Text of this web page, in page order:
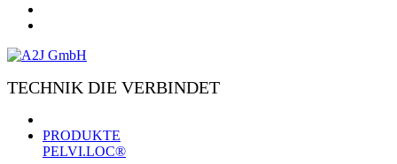
TECHNIK DIE VERBINDET
PRODUKTE
PELVI.LOC®